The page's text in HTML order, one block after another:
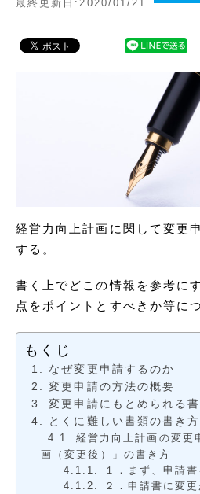
最終更新日:2020/01/21
経営力向上計画に関して変更
する。
書く上でどこの情報を参考に
点をポイントとすべきか等に
もくじ
なぜ変更申請するのか
変更申請の方法の概要
変更申請にもとめられる
とくに難しい書類の書き方
経営力向上計画の変
画（変更後）」の書き方
１．まず、申請
２．申請書に変